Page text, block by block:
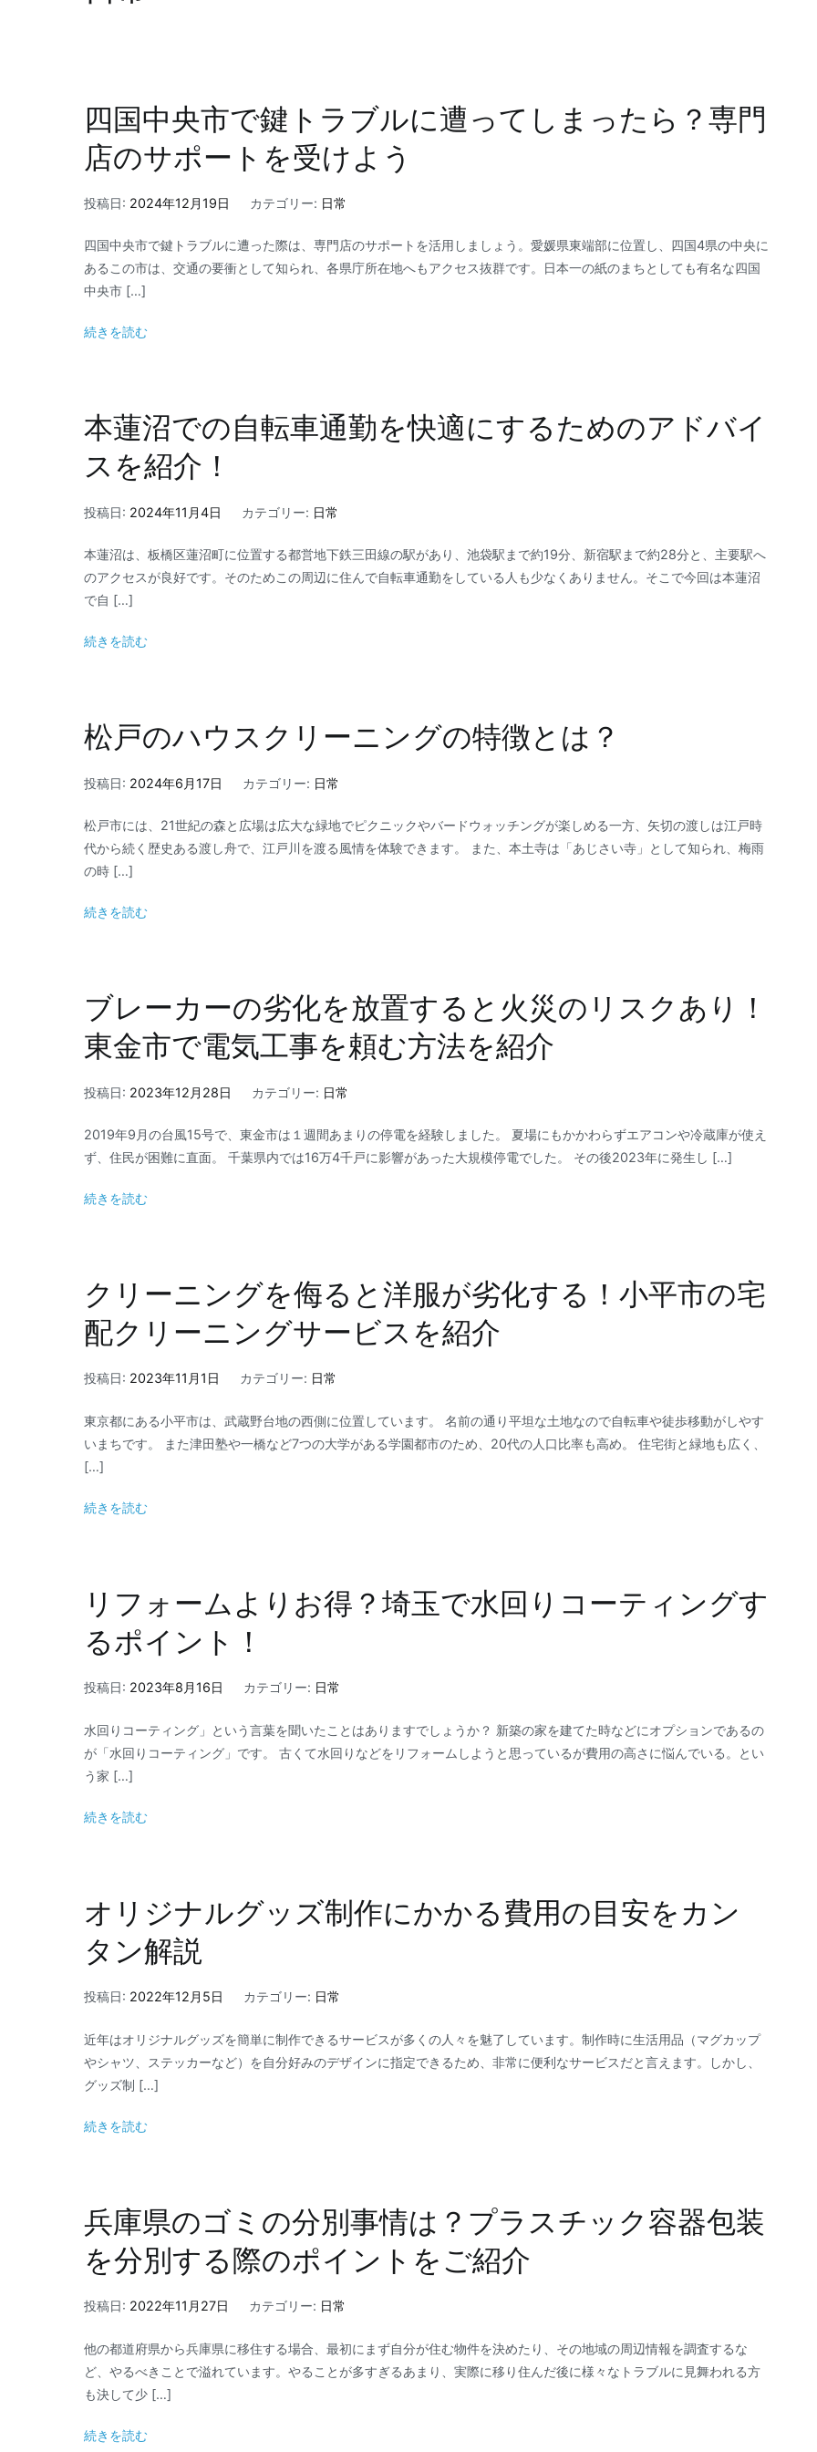
四国中央市で鍵トラブルに遭ってしまったら？専門
店のサポートを受けよう
投稿日: 2024年12月19日 カテゴリー: 日常
四国中央市で鍵トラブルに遭った際は、専門店のサポートを活用しましょう。愛媛県東端部に位置し、四国4県の中央に
あるこの市は、交通の要衝として知られ、各県庁所在地へもアクセス抜群です。日本一の紙のまちとしても有名な四国
中央市 […]
続きを読む
本蓮沼での自転車通勤を快適にするためのアドバイ
スを紹介！
投稿日: 2024年11月4日 カテゴリー: 日常
本蓮沼は、板橋区蓮沼町に位置する都営地下鉄三田線の駅があり、池袋駅まで約19分、新宿駅まで約28分と、主要駅へ
のアクセスが良好です。そのためこの周辺に住んで自転車通勤をしている人も少なくありません。そこで今回は本蓮沼
で自 […]
続きを読む
松戸のハウスクリーニングの特徴とは？
投稿日: 2024年6月17日 カテゴリー: 日常
松戸市には、21世紀の森と広場は広大な緑地でピクニックやバードウォッチングが楽しめる一方、矢切の渡しは江戸時
代から続く歴史ある渡し舟で、江戸川を渡る風情を体験できます。 また、本土寺は「あじさい寺」として知られ、梅雨
の時 […]
続きを読む
ブレーカーの劣化を放置すると火災のリスクあり！
東金市で電気工事を頼む方法を紹介
投稿日: 2023年12月28日 カテゴリー: 日常
2019年9月の台風15号で、東金市は１週間あまりの停電を経験しました。 夏場にもかかわらずエアコンや冷蔵庫が使え
ず、住民が困難に直面。 千葉県内では16万4千戸に影響があった大規模停電でした。 その後2023年に発生し […]
続きを読む
クリーニングを侮ると洋服が劣化する！小平市の宅
配クリーニングサービスを紹介
投稿日: 2023年11月1日 カテゴリー: 日常
東京都にある小平市は、武蔵野台地の西側に位置しています。 名前の通り平坦な土地なので自転車や徒歩移動がしやす
いまちです。 また津田塾や一橋など7つの大学がある学園都市のため、20代の人口比率も高め。 住宅街と緑地も広く、
[…]
続きを読む
リフォームよりお得？埼玉で水回りコーティングす
るポイント！
投稿日: 2023年8月16日 カテゴリー: 日常
水回りコーティング」という言葉を聞いたことはありますでしょうか？ 新築の家を建てた時などにオプションであるの
が「水回りコーティング」です。 古くて水回りなどをリフォームしようと思っているが費用の高さに悩んでいる。とい
う家 […]
続きを読む
オリジナルグッズ制作にかかる費用の目安をカン
タン解説
投稿日: 2022年12月5日 カテゴリー: 日常
近年はオリジナルグッズを簡単に制作できるサービスが多くの人々を魅了しています。制作時に生活用品（マグカップ
やシャツ、ステッカーなど）を自分好みのデザインに指定できるため、非常に便利なサービスだと言えます。しかし、
グッズ制 […]
続きを読む
兵庫県のゴミの分別事情は？プラスチック容器包装
を分別する際のポイントをご紹介
投稿日: 2022年11月27日 カテゴリー: 日常
他の都道府県から兵庫県に移住する場合、最初にまず自分が住む物件を決めたり、その地域の周辺情報を調査するな
ど、やるべきことで溢れています。やることが多すぎるあまり、実際に移り住んだ後に様々なトラブルに見舞われる方
も決して少 […]
続きを読む